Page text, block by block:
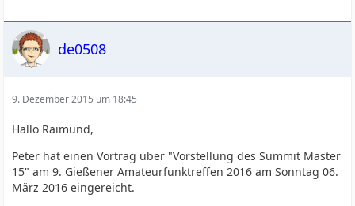
de0508
9. Dezember 2015 um 18:45
Hallo Raimund,
Peter hat einen Vortrag über "Vorstellung des Summit Master
15" am 9. Gießener Amateurfunktreffen 2016 am Sonntag 06.
März 2016 eingereicht.